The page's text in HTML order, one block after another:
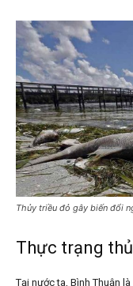
Thủy triều đỏ gây biến đổi
Thực trạng
Tại nước ta, Bình Thuận